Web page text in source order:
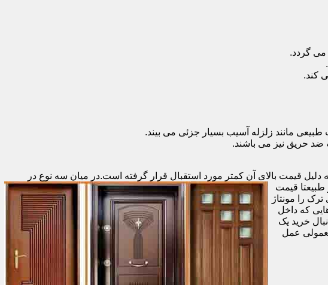
می گردد.
کند.
مانند زلزله آسیب بسیار جزئی می بیند.
حریق نیز می باشند.
قیمت بالای آن کمتر مورد استقبال قرار گرفته است.در میان سه نوع در
قیمت
را مونتاژ
که داخل
خرید یک
عمل